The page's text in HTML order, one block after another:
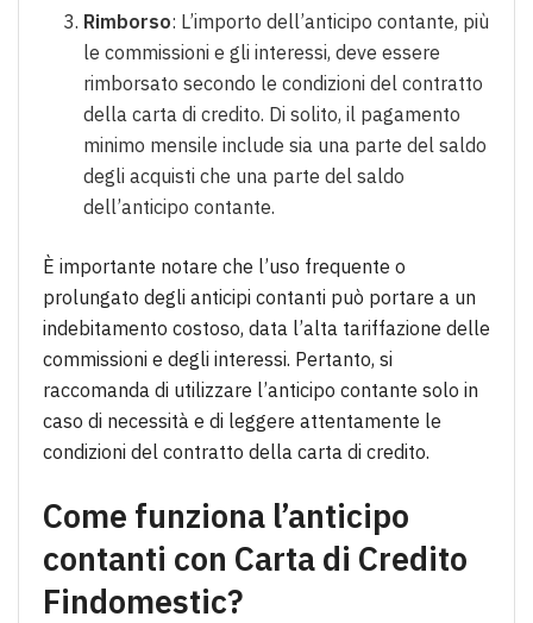
Rimborso: L’importo dell’anticipo contante, più
le commissioni e gli interessi, deve essere
rimborsato secondo le condizioni del contratto
della carta di credito. Di solito, il pagamento
minimo mensile include sia una parte del saldo
degli acquisti che una parte del saldo
dell’anticipo contante.
È importante notare che l’uso frequente o
prolungato degli anticipi contanti può portare a un
indebitamento costoso, data l’alta tariffazione delle
commissioni e degli interessi. Pertanto, si
raccomanda di utilizzare l’anticipo contante solo in
caso di necessità e di leggere attentamente le
condizioni del contratto della carta di credito.
Come funziona l’anticipo
contanti con Carta di Credito
Findomestic?